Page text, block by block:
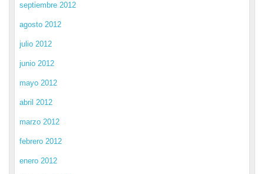
septiembre 2012
agosto 2012
julio 2012
junio 2012
mayo 2012
abril 2012
marzo 2012
febrero 2012
enero 2012